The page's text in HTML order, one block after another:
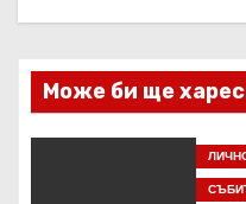
Може би ще